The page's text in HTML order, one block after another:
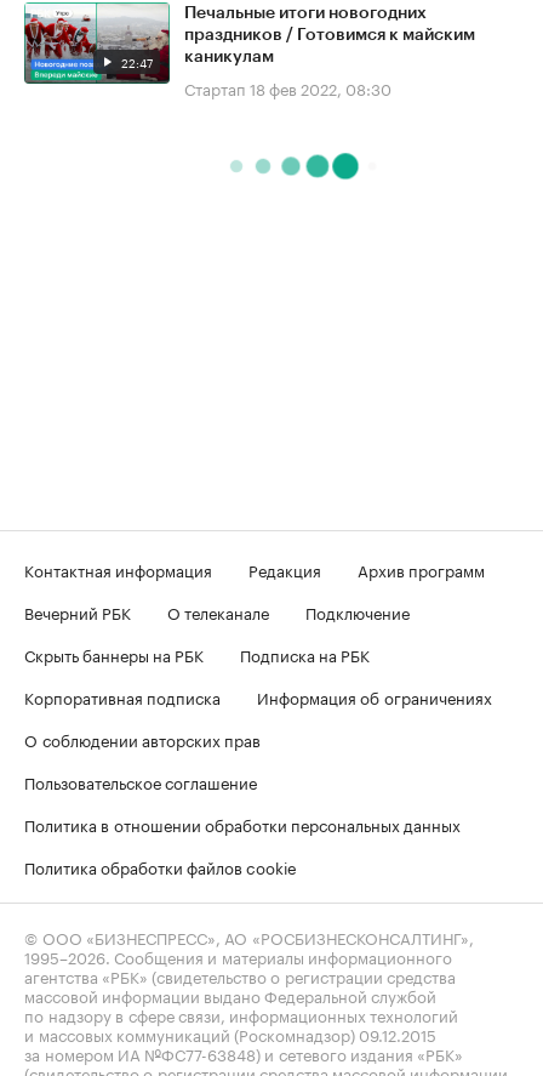
22:47
Печальные итоги новогодних
праздников / Готовимся к майским
каникулам
Стартап 18 фев 2022, 08:30
Контактная информация Редакция
Архив программ
Вечерний РБК
О телеканале
Подключение
Скрыть баннеры на РБК
Подписка на РБК
Корпоративная подписка
Информация об ограничениях
О соблюдении авторских прав
Пользовательское соглашение
Политика в отношении обработки персональных данных
Политика обработки файлов cookie
© ООО «БИЗНЕСПРЕСС», АО «РОСБИЗНЕСКОНСАЛТИНГ»,
1995–2026 . Сообщения и материалы информационного
агентства «РБК» (свидетельство о регистрации средства
массовой информации выдано Федеральной службой
по надзору в сфере связи, информационных технологий
и массовых коммуникаций (Роскомнадзор) 09.12.2015
за номером ИА №ФС77-63848) и сетевого издания «РБК»